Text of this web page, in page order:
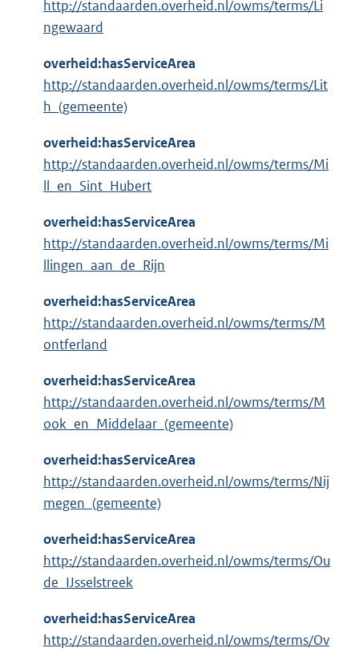
http://standaarden.overheid.nl/owms/terms/Li
ngewaard
overheid:hasServiceArea
http://standaarden.overheid.nl/owms/terms/Lit
h_(gemeente)
overheid:hasServiceArea
http://standaarden.overheid.nl/owms/terms/Mi
ll_en_Sint_Hubert
overheid:hasServiceArea
http://standaarden.overheid.nl/owms/terms/Mi
llingen_aan_de_Rijn
overheid:hasServiceArea
http://standaarden.overheid.nl/owms/terms/M
ontferland
overheid:hasServiceArea
http://standaarden.overheid.nl/owms/terms/M
ook_en_Middelaar_(gemeente)
overheid:hasServiceArea
http://standaarden.overheid.nl/owms/terms/Nij
megen_(gemeente)
overheid:hasServiceArea
http://standaarden.overheid.nl/owms/terms/Ou
de_IJsselstreek
overheid:hasServiceArea
http://standaarden.overheid.nl/owms/terms/Ov